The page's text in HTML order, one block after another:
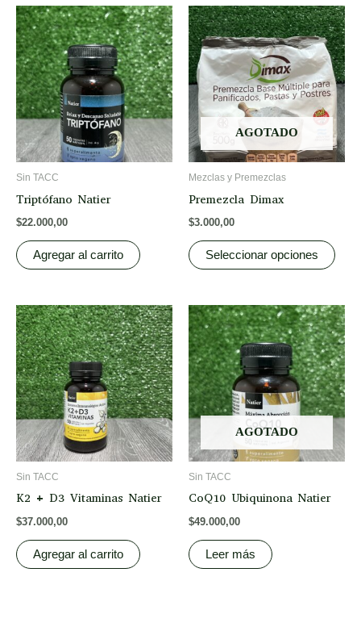
Sin TACC
Triptófano Natier
$22.000,00
Agregar al carrito
AGOTADO
Mezclas y Premezclas
Premezcla Dimax
$3.000,00
Seleccionar opciones
This
has
The
may
Sin TACC
K2 + D3 Vitaminas Natier
$37.000,00
Agregar al carrito
AGOTADO
Sin TACC
CoQ10 Ubiquinona Natier
$49.000,00
Leer más